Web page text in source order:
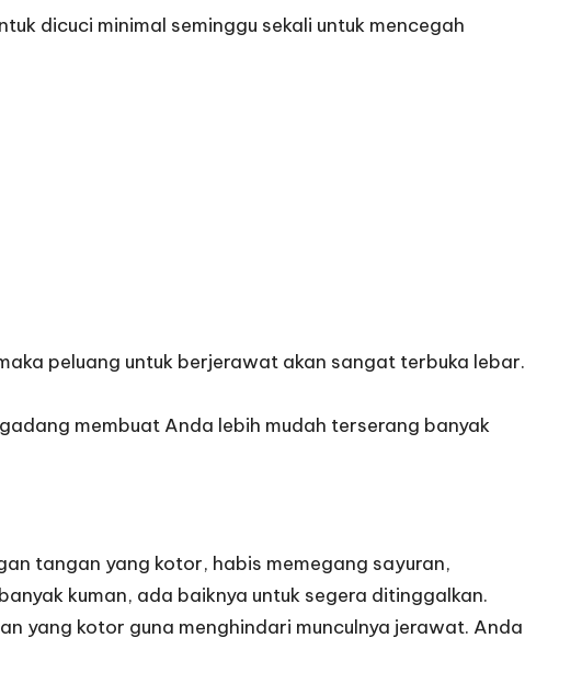
dicuci minimal seminggu sekali untuk mencegah
peluang untuk berjerawat akan sangat terbuka lebar.
membuat Anda lebih mudah terserang banyak
tangan yang kotor, habis memegang sayuran,
kuman, ada baiknya untuk segera ditinggalkan.
yang kotor guna menghindari munculnya jerawat. Anda